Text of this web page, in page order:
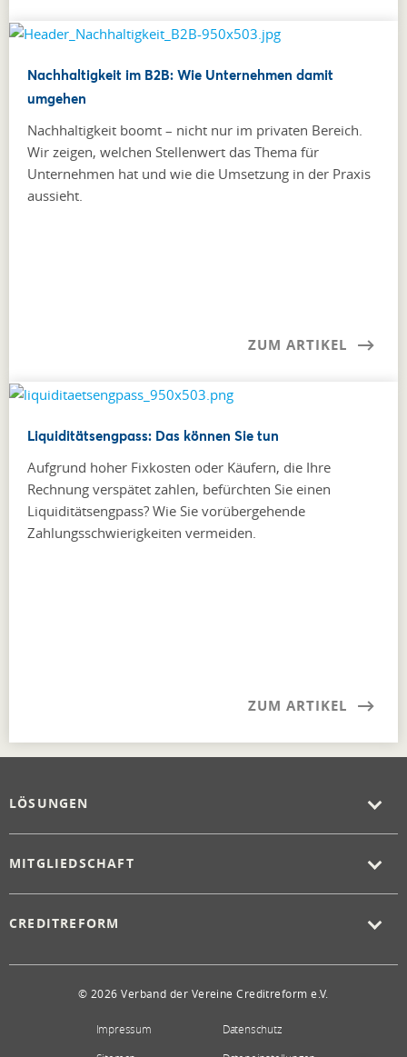
Nachhaltigkeit im B2B: Wie Unternehmen damit
umgehen
Nachhaltigkeit boomt – nicht nur im privaten Bereich.
Wir zeigen, welchen Stellenwert das Thema für
Unternehmen hat und wie die Umsetzung in der Praxis
aussieht.
ZUM ARTIKEL
Liquiditätsengpass: Das können Sie tun
Aufgrund hoher Fixkosten oder Käufern, die Ihre
Rechnung verspätet zahlen, befürchten Sie einen
Liquiditätsengpass? Wie Sie vorübergehende
Zahlungsschwierigkeiten vermeiden.
ZUM ARTIKEL
LÖSUNGEN
MITGLIEDSCHAFT
CREDITREFORM
© 2026 Verband der Vereine Creditreform e.V.
Impressum
Datenschutz